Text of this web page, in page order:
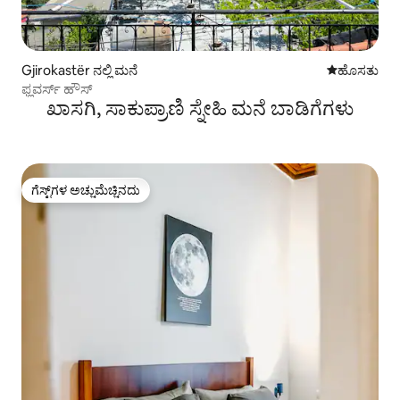
Gjirokastër ನಲ್ಲಿ ಮನೆ ವಾಸ್ತವ್ಯ
ಹೊಸತು
ಫ್ಲವರ್ಸ್ ಹೌಸ್
ಖಾಸಗಿ, ಸಾಕುಪ್ರಾಣಿ ಸ್ನೇಹಿ ಮನೆ ಬಾಡಿಗೆಗಳು
ಗೆಸ್ಟ್‌ಗಳ ಅಚ್ಚುಮೆಚ್ಚಿನದು
ಗೆಸ್ಟ್‌ಗಳ ಅಚ್ಚುಮೆಚ್ಚಿನದು